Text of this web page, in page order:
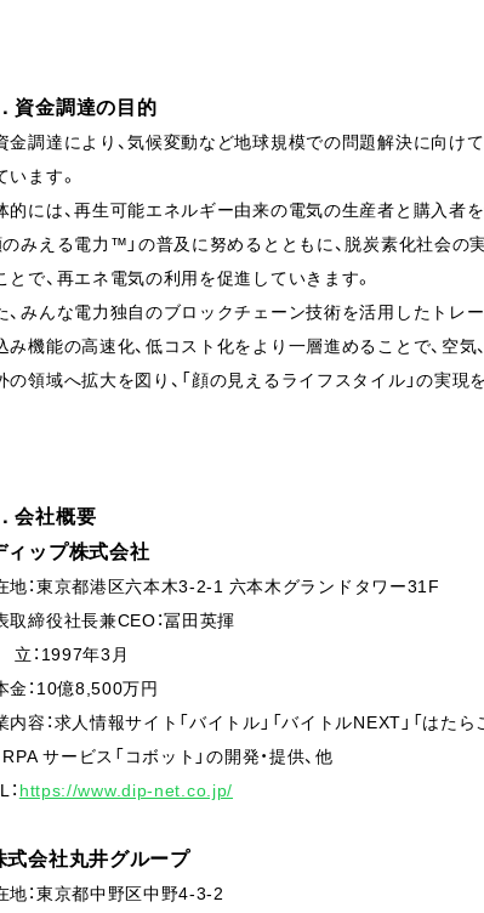
資金調達の目的
金調達により、気候変動など地球規模での問題解決に向け
います。
的には、再生可能エネルギー由来の電気の生産者と購入者
のみえる電力™」の普及に努めるとともに、脱炭素化社会
とで、再エネ電気の利用を促進していきます。
、みんな電力独自のブロックチェーン技術を活用したトレ
み機能の高速化、低コスト化をより一層進めることで、空気
の領域へ拡大を図り、「顔の見えるライフスタイル」の実現
会社概要
ィップ株式会社
地：東京都港区六本木3-2-1 六本木グランドタワー31F
取締役社長兼CEO：冨田英揮
：1997年3月
金：10億8,500万円
内容：求人情報サイト「バイトル」「バイトルNEXT」「はた
RPA サービス「コボット」の開発・提供、他
https://www.dip-net.co.jp/
式会社丸井グループ
地：東京都中野区中野4-3-2